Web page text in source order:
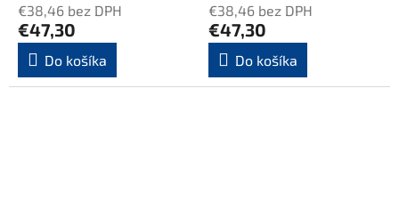
€38,46 bez DPH
€47,30
Do košíka
€38,46 bez DPH
€47,30
Do košíka